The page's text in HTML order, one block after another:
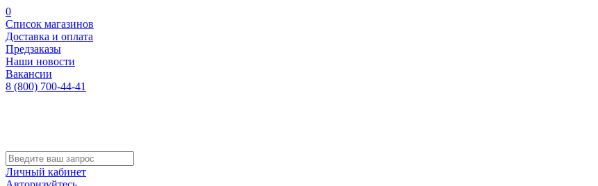
0
Список магазинов
Доставка и оплата
Предзаказы
Наши новости
Вакансии
8 (800) 700-44-41
Личный кабинет